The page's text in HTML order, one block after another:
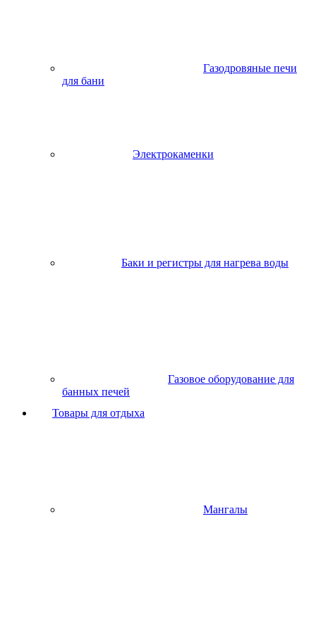
Газодровяные печи
для бани
Электрокаменки
Баки и регистры для нагрева воды
Газовое оборудование для
банных печей
Товары для отдыха
Мангалы